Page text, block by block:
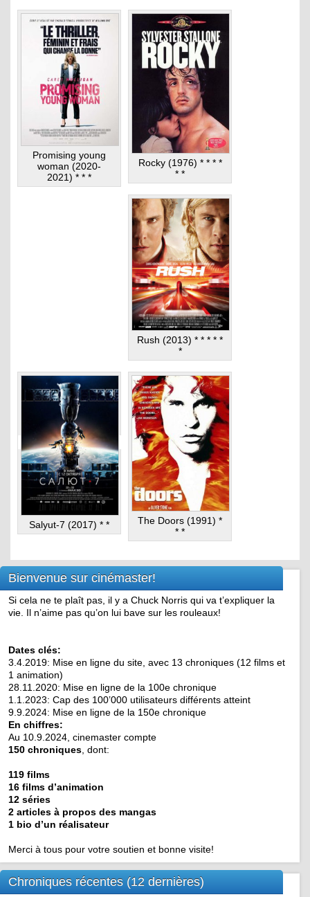
Promising young
woman (2020-
2021) * * *
Rocky (1976) * * * *
* *
Rush (2013) * * * * *
*
Salyut-7 (2017) * *
The Doors (1991) *
* *
Bienvenue sur cinémaster!
Si cela ne te plaît pas, il y a Chuck Norris qui va t’expliquer la
vie. Il n’aime pas qu’on lui bave sur les rouleaux!
Dates clés:
3.4.2019: Mise en ligne du site, avec 13 chroniques (12 films et
1 animation)
28.11.2020: Mise en ligne de la 100e chronique
1.1.2023: Cap des 100’000 utilisateurs différents atteint
9.9.2024: Mise en ligne de la 150e chronique
En chiffres:
Au 10.9.2024, cinemaster compte
150 chroniques , dont:
119 films
16 films d’animation
12 séries
2 articles à propos des mangas
1 bio d’un réalisateur
Merci à tous pour votre soutien et bonne visite!
Chroniques récentes (12 dernières)